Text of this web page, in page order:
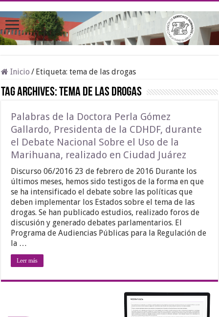
Inicio / Etiqueta:tema de las drogas
Tag Archives:tema de las drogas
Palabras de la Doctora Perla Gómez
Gallardo, Presidenta de la CDHDF, durante
el Debate Nacional Sobre el Uso de la
Marihuana, realizado en Ciudad Juárez
Discurso 06/2016 23 de febrero de 2016 Durante los
últimos meses, hemos sido testigos de la forma en que
se ha intensificado el debate sobre las políticas que
deben implementar los Estados sobre el tema de las
drogas. Se han publicado estudios, realizado foros de
discusión y generado debates parlamentarios. El
Programa de Audiencias Públicas para la Regulación de
la …
Leer más